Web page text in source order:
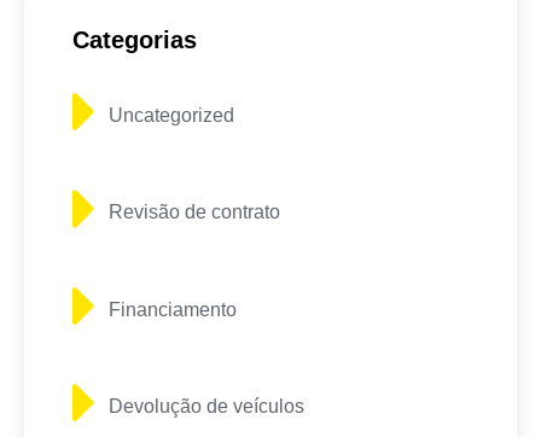
Categorias
Uncategorized
Revisão de contrato
Financiamento
Devolução de veículos